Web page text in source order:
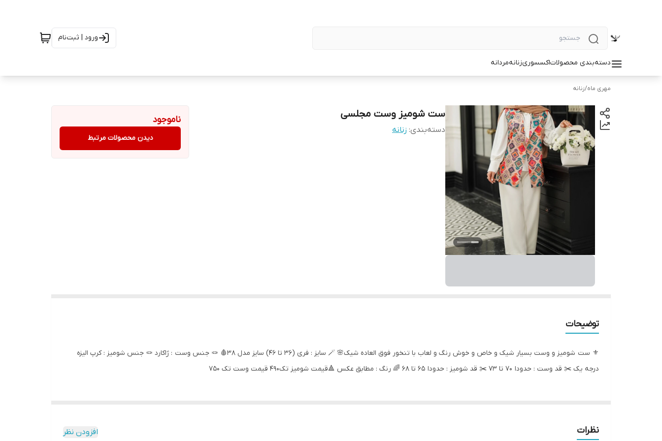
ورود | ثبت‌نام
دسته‌بندی محصولاتاکسسوریزنانهمردانه
مهری ماه/زنانه
ست شومیز وست مجلسی
دسته‌بندی: زنانه
ناموجود
دیدن محصولات مرتبط
توضیحات
⚜️ ست شومیز و وست بسیار شیک و خاص و خوش رنگ و لعاب با تنخور فوق العاده شیک🌸 🪄 سایز : فری (۳۶ تا ۴۶) سایز مدل ۳۸🩸 🪢 جنس وست : ژاکارد 🪢 جنس شومیز : کرپ الیزه
درجه یک ✂️ قد وست : حدودا ۷۰ تا ۷۳ ✂️ قد شومیز : حدودا ۶۵ تا ۶۸ 🌈 رنگ : مطابق عکس 🔺قیمت شومیز تک۴۹۰ قیمت وست تک ۷۵۰
نظرات افزودن نظر